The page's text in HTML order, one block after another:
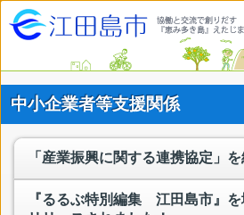
中小企業者等支援関係
「産業振興に関する連携協定」を
『るるぶ特別編集 江田島市』